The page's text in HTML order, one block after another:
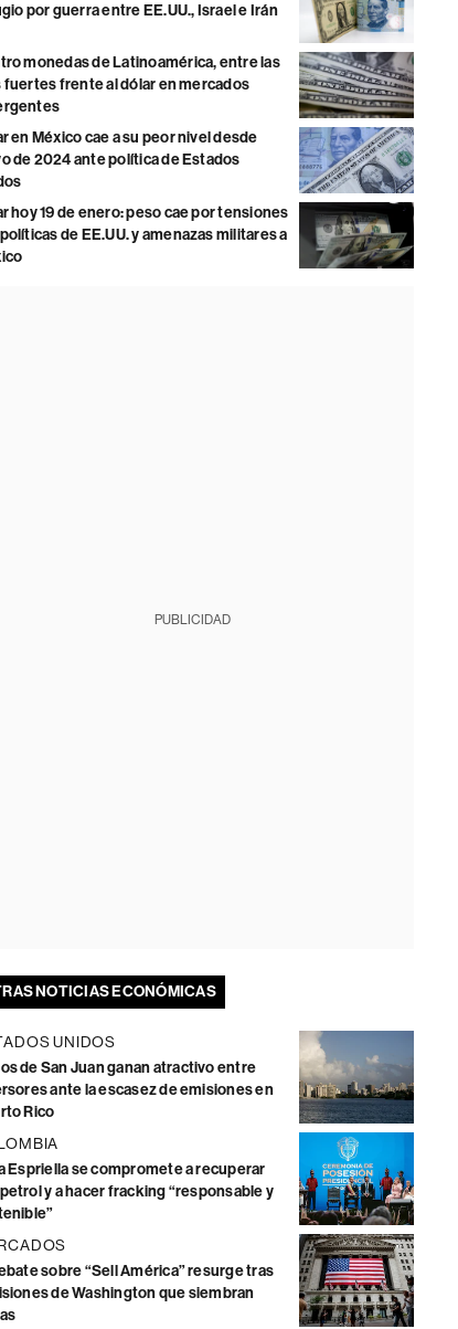
por guerra entre EE.UU., Israel e Irán
monedas de Latinoamérica, entre las
fuertes frente al dólar en mercados
en México cae a su peor nivel desde
de 2024 ante política de Estados
hoy 19 de enero: peso cae por tensiones
de EE.UU. y amenazas militares a
PUBLICIDAD
NOTICIAS ECONÓMICAS
UNIDOS
de San Juan ganan atractivo entre
ante la escasez de emisiones en
Rico
Espriella se compromete a recuperar
y a hacer fracking “responsable y
sobre “Sell América” resurge tras
de Washington que siembran